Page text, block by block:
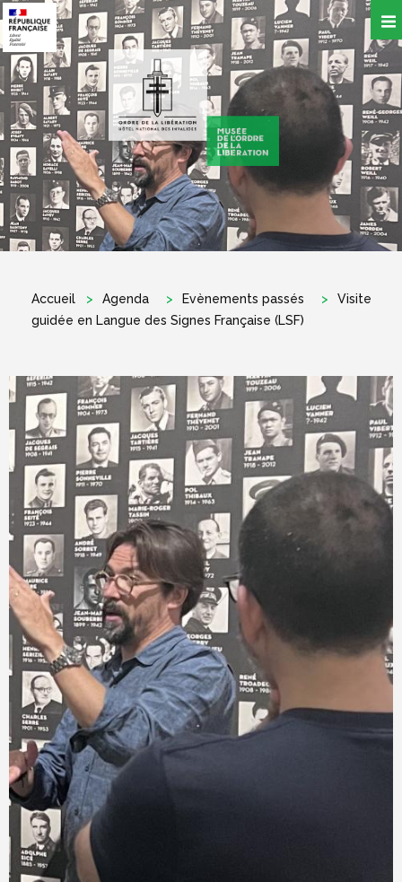
Aller
au
contenu
principal
Accueil Agenda Evènements passés
Visite
guidée en Langue des Signes Française (LSF)